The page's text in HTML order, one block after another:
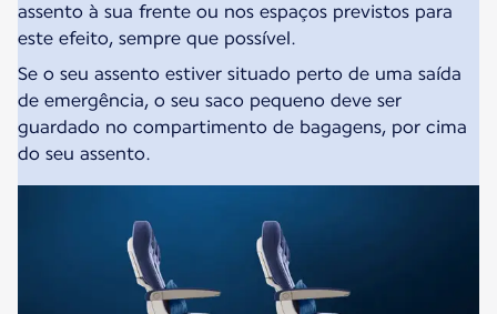
assento à sua frente ou nos espaços previstos para
este efeito, sempre que possível.
Se o seu assento estiver situado perto de uma saída
de emergência, o seu saco pequeno deve ser
guardado no compartimento de bagagens, por cima
do seu assento.